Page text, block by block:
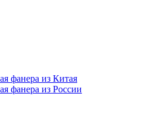
фанера из Китая
фанера из России